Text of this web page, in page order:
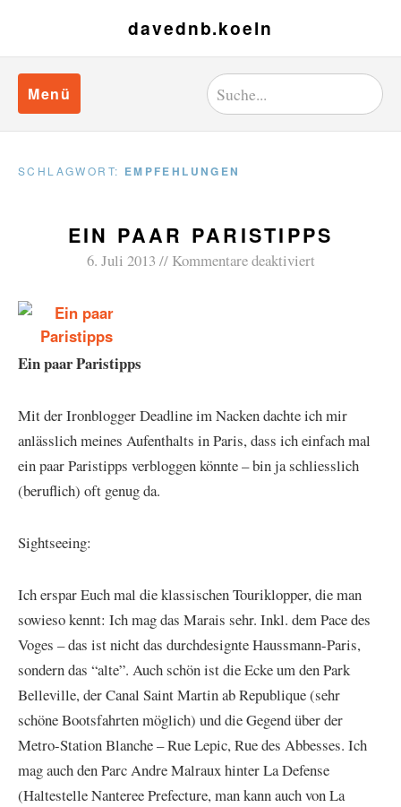
davednb.koeln
Menü
SCHLAGWORT: EMPFEHLUNGEN
EIN PAAR PARISTIPPS
6. Juli 2013 Kommentare deaktiviert
Ein paar Paristipps
Mit der Ironblogger Deadline im Nacken dachte ich mir
anlässlich meines Aufenthalts in Paris, dass ich einfach mal
ein paar Paristipps verbloggen könnte – bin ja schliesslich
(beruflich) oft genug da.
Sightseeing:
Ich erspar Euch mal die klassischen Touriklopper, die man
sowieso kennt: Ich mag das Marais sehr. Inkl. dem Pace des
Voges – das ist nicht das durchdesignte Haussmann-Paris,
sondern das “alte”. Auch schön ist die Ecke um den Park
Belleville, der Canal Saint Martin ab Republique (sehr
schöne Bootsfahrten möglich) und die Gegend über der
Metro-Station Blanche – Rue Lepic, Rue des Abbesses. Ich
mag auch den Parc Andre Malraux hinter La Defense
(Haltestelle Nanteree Prefecture, man kann auch von La